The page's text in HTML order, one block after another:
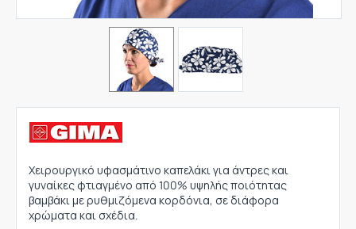
Χειρουργικό υφασμάτινο καπελάκι για άντρες και
γυναίκες φτιαγμένο από 100% υψηλής ποιότητας
βαμβάκι με ρυθμιζόμενα κορδόνια, σε διάφορα
χρώματα και σχέδια.